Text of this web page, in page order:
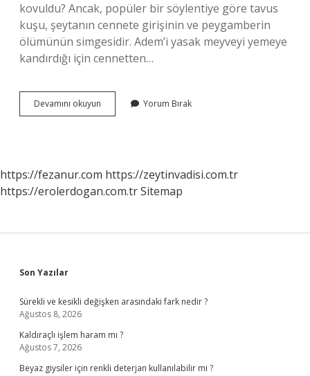
kovuldu? Ancak, popüler bir söylentiye göre tavus
kuşu, şeytanın cennete girişinin ve peygamberin
ölümünün simgesidir. Adem’i yasak meyveyi yemeye
kandırdığı için cennetten…
Devamını okuyun Kertenkele
Cennetten
Yorum Bırak
https://fezanur.com https://zeytinvadisi.com.tr
https://erolerdogan.com.trSitemap
Sidebar
Son Yazılar
Sürekli ve kesikli değişken arasındaki fark nedir ?
Ağustos 8, 2026
Kaldıraçlı işlem haram mı ?
Ağustos 7, 2026
Beyaz giysiler için renkli deterjan kullanılabilir mi ?